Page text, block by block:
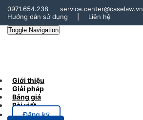
0971.654.238
service.center@caselaw.vn
Hướng dẫn sử dụng
Liên hệ
Toggle Navigation
Giới thiệu
Giải pháp
Bảng giá
Bài viết
Đăng ký